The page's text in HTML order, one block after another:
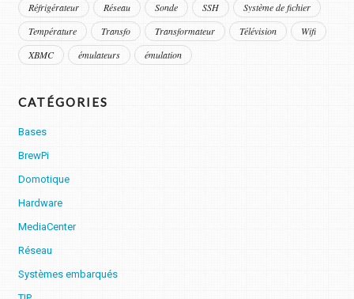
Réfrigérateur
Réseau Sonde SSH
Système de fichier
Température
Transfo Transformateur Télévision
Wifi
XBMC
émulateurs émulation
CATÉGORIES
Bases
BrewPi
Domotique
Hardware
MediaCenter
Réseau
Systèmes embarqués